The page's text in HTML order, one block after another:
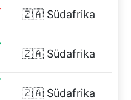
🇿🇦 Südafrika
🇿🇦 Südafrika
🇿🇦 Südafrika